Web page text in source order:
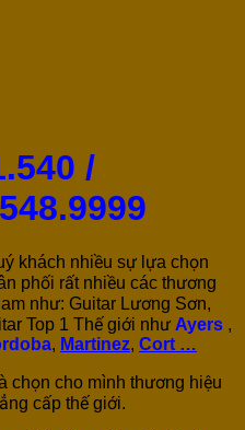
/
khách nhiều sự lựa chọn
phối rất nhiều các thương
như: Guitar Lương Sơn,
Top 1 Thế giới như Ayers ,
, Martinez, Cort …
chọn cho mình thương hiệu
cấp thế giới.